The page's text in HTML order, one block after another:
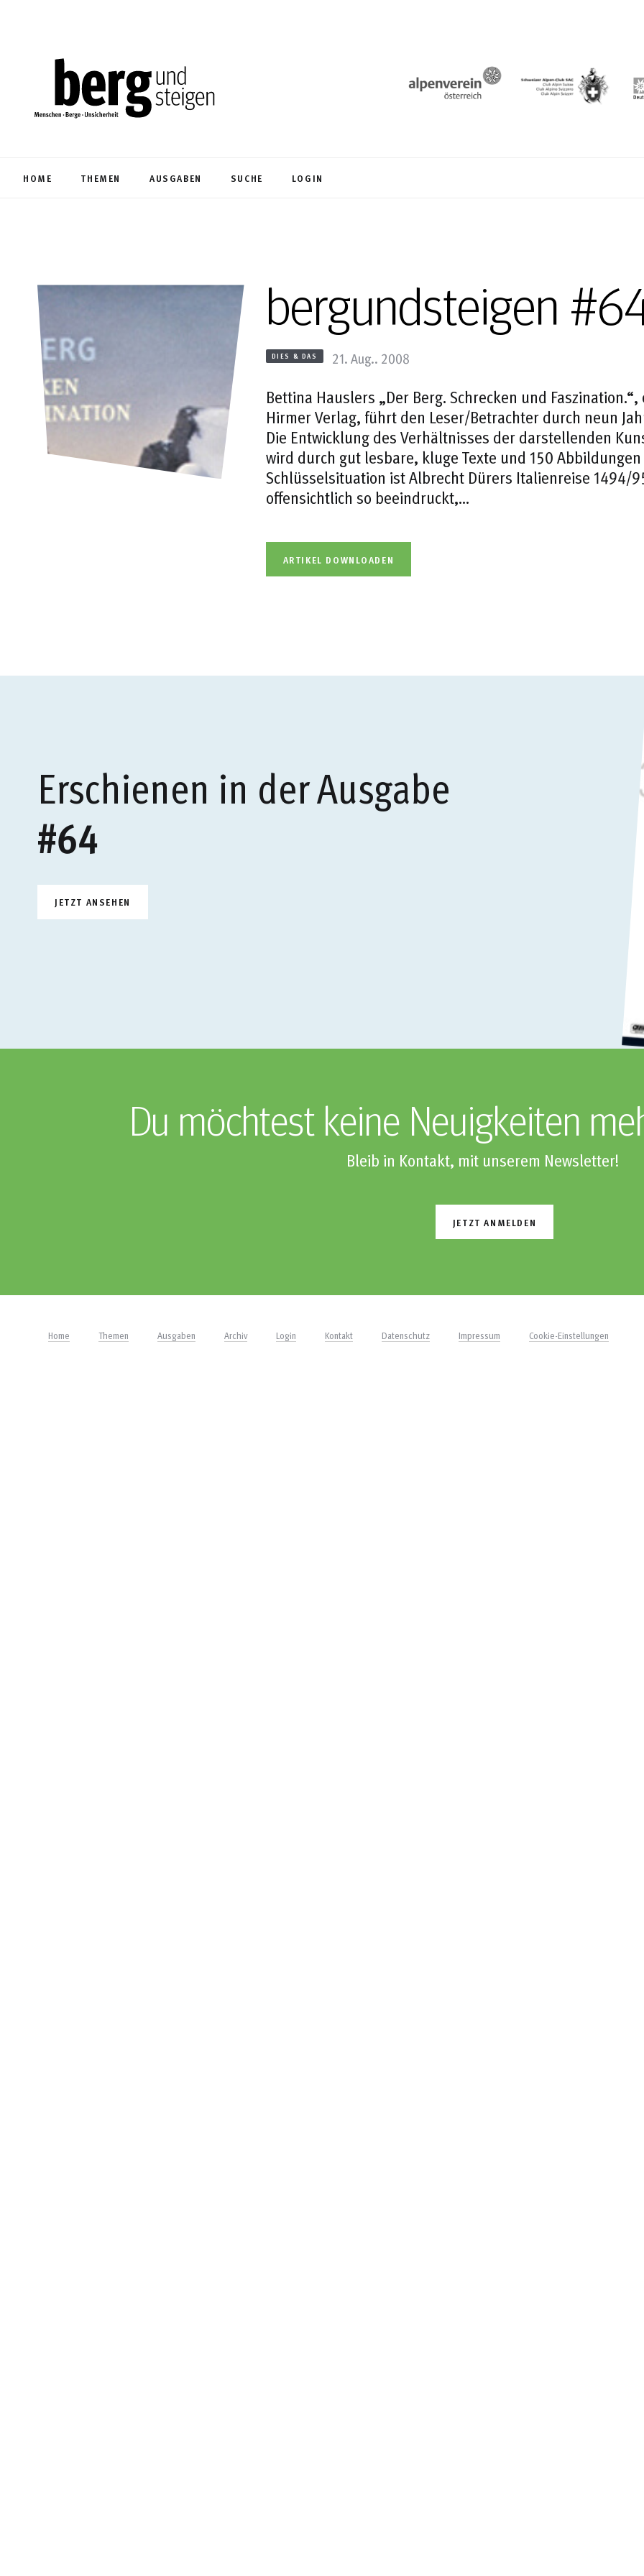
HOME THEMEN AUSGABEN SUCHE LOGIN
bergundsteigen
DIES & DAS 21. Aug.. 2008
Bettina Hauslers „Der Berg. Schrecken und
Hirmer Verlag, führt den Leser/Betrachter durch neun
Die Entwicklung des Verhältnisses der darstellenden
wird durch gut lesbare, kluge Texte und 150
Schlüsselsituation ist Albrecht Dürers Italienreise 1494/
offensichtlich so beeindruckt,…
ARTIKEL DOWNLOADEN
Erschienen in der Ausgabe
#64
JETZT ANSEHEN
Du möchtest keine Neuigkeiten
Bleib in Kontakt, mit unserem Newsletter!
JETZT ANMELDEN
Home Themen Ausgaben Archiv Login Kontakt Datenschutz Impressum Cookie-Einstellungen